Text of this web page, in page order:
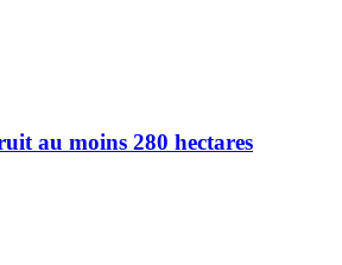
au moins 280 hectares